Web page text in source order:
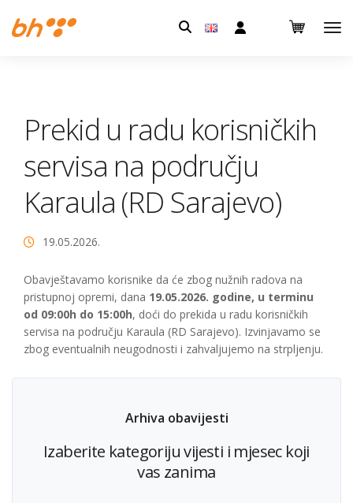
Pretraga:
Prekid u radu korisničkih
servisa na području
Karaula (RD Sarajevo)
19.05.2026.
Obavještavamo korisnike da će zbog nužnih radova na
pristupnoj opremi, dana 19.05.2026. godine, u terminu
od 09:00h do 15:00h, doći do prekida u radu korisničkih
servisa na području Karaula (RD Sarajevo). Izvinjavamo se
zbog eventualnih neugodnosti i zahvaljujemo na strpljenju.
Arhiva obavijesti
Izaberite kategoriju vijesti i mjesec koji
vas zanima